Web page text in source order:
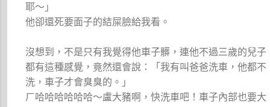
耶～」
他卻還死要面子的結屎臉給我看。
沒想到，不是只有我覺得他車子髒，連他不過三歲的兒子
都有這種感覺，竟然還會說：「我有叫爸爸洗車，他都不
洗，車子才會臭臭的。」
ㄏ哈哈哈哈哈哈～盧大豬啊，快洗車吧！車子內部也要大